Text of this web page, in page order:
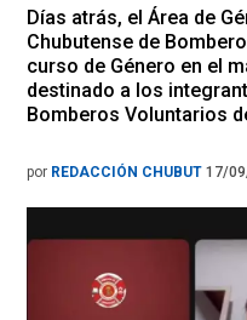
Días atrás, el Área de
Chubutense de
curso de Género en el
destinado a los
Bomberos Voluntarios
por REDACCIÓN CHUBUT 17/